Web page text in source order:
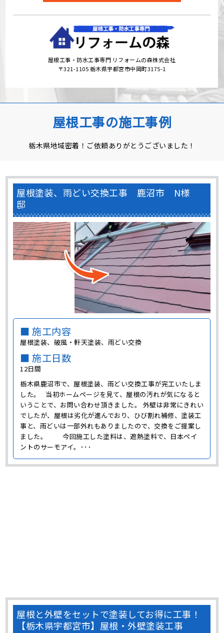
屋根工事・防水工事専門 リフォームの森株式会社
〒321-1105 栃木県宇都宮市中岡町3175-1
屋根工事の施工事例
栃木県地域密着！ご依頼ありがとうございました！
屋根塗装、雨どい交換工事 鹿沼市 N様
邸
■ 施工内容
屋根塗装、破風・軒天塗装、雨どい交換
■ 施工日数
12日間
栃木県鹿沼市で、屋根塗装、雨どい交換工事が完工いたしま
した。 当初ホームページを見て、屋根の汚れが気になると
いうことで、お問い合わせ頂きました。 外壁は非常にきれい
でしたが、屋根は劣化が進んでおり、ひび割れ補修、塗装工
事と、雨どいは一部外れもありましたので、交換をご提案し
ました。 今回施工した塗料は、遮熱塗料で、日本ペイ
ントのサーモアイ。･･･
屋根と外壁をセットで塗装してお得に工事！
【栃木県宇都宮市】屋根・外壁塗装工事